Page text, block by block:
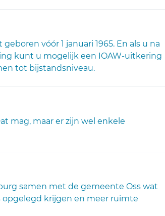
vóór 1 januari 1965. En als u na
kunt u mogelijk een IOAW-uitkering
tot bijstandsniveau.
mag, maar er zijn wel enkele
link)
samen met de gemeente Oss wat
krijgen en meer ruimte